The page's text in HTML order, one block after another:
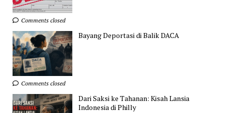
Comments closed
Bayang Deportasi di Balik DACA
Comments closed
Dari Saksi ke Tahanan: Kisah Lansia
Indonesia di Philly